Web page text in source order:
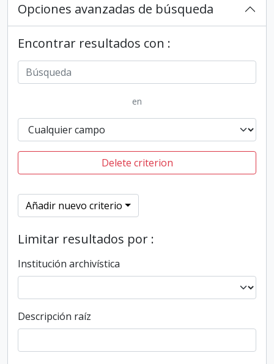
Opciones avanzadas de búsqueda
Encontrar resultados con :
en
Delete criterion
Añadir nuevo criterio
Limitar resultados por :
Institución archivística
Descripción raíz